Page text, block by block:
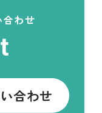
わせ
合わせ